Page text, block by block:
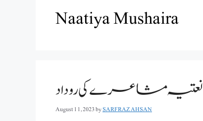
Naatiya Mushaira
نعتیہ مشاعرے کی روداد
August 11, 2023bySARFRAZ AHSAN